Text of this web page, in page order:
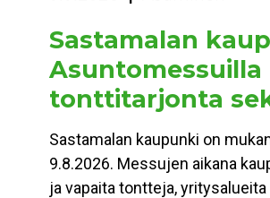
Sastamalan
Asuntomessuilla
tonttitarjonta
Sastamalan kaupunki on
9.8.2026. Messujen aikana
ja vapaita tontteja,